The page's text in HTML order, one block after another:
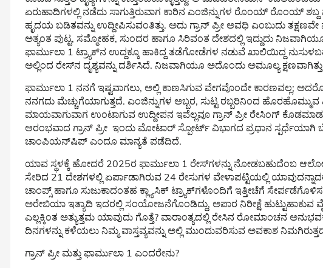
ಏರುಹಾದಿಗಳಲ್ಲಿ ನಡೆದು ಸಾಗುತ್ತಿರುವಾಗ ಕಾರಿನ ಎಂಜಿನ್ನುಗಳ ರೊಂಯ್ ರೊಂಯ್
ಹೃದಯ ಬಡಿತವನ್ನು ಉದ್ದೀಪಿಸುವಂತಿತ್ತು. ಅದು ಗ್ರಾನ್ ಪ್ರೀ ಅವಧಿ ಎಂಬುದು
ಅತ್ಯಂತ ಪುಟ್ಟ, ಸಮ್ಮೋಹಕ, ಸುಂದರ ಹಾಗೂ ಸಿರಿವಂತ ದೇಶದಲ್ಲಿ ಇದ್ದುದು
ಫಾರ್ಮುಲಾ 1 ಟ್ರ್ಯಾಕ್‌ನ ಉದ್ದಕ್ಕೂ ಹಾಕಿದ್ದ ತಡೆಗೋಡೆಗಳ ನಡುವೆ ಖಾಲಿಯಿದ್ದ
ಅಲ್ಲಿಂದ ರೇಸ್‌ನ ದೃಶ್ಯವನ್ನು ದರ್ಶಿಸಿದೆ. ನಿಜವಾಗಿಯೂ ಅದೊಂದು ಅಮೂಲ್ಯ
ಫಾರ್ಮುಲಾ 1 ನನಗೆ ಇಷ್ಟವಾಗಲು, ಅಲ್ಲಿ ಕಾಣಸಿಗುವ ವೇಗವೊಂದೇ ಕಾರಣವಲ್ಲ;
ನನಗದು ಮೆಚ್ಚುಗೆಯಾಗುತ್ತದೆ. ಎಂಜಿನ್ನುಗಳ ಅಬ್ಬರ, ಸುಟ್ಟ ರಬ್ಬರಿನಿಂದ
ಮಾಯವಾಗುವಾಗ ಉಂಟಾಗುವ ಉದ್ದೀಪನ ಇವೆಲ್ಲವೂ ಗ್ರಾನ್ ಪ್ರೀ ರೇಸಿಂಗ್
ಆರಂಭವಾದ ಗ್ರಾನ್ ಪ್ರೀ ಇಂದು ಮೋಟಾರ್ ಸ್ಪೋರ್ಟ್ ವಿಭಾಗದ ಪ್ರಧಾನ ಸ್ಪರ್ಧೆಯಾಗಿ
ಚಾಂಪಿಯನ್‌ಷಿಪ್ ಎಂದೂ ಮಾನ್ಯತೆ ಪಡೆದಿದೆ.
ಯಾವ ಸ್ಥಳಕ್ಕೆ ಹೋದರೆ 2025ರ ಫಾರ್ಮುಲಾ 1 ರೇಸ್‌ಗಳನ್ನು ನೋಡಬಹುದೆಂಬ
ಸೇರಿದ 21 ದೇಶಗಳಲ್ಲಿ ಏರ್ಪಾಡಾಗಿರುವ 24 ರೇಸುಗಳ ವೇಳಾಪಟ್ಟಿಯಲ್ಲಿ
ಚಾಂಪ್ಸ್ ಹಾಗೂ ಸುಜುಕಾದಂತಹ ಕ್ಲ್ಯಾಸಿಕ್ ಟ್ರ್ಯಾಕ್‌ಗಳೊಂದಿಗೆ ಇತ್ತೀಚೆಗೆ
ಅರೇಬಿಯಾ ಇತ್ಯಾದಿ ಇದರಲ್ಲಿ ಸಂಯೋಜನೆಗೊಂಡಿದ್ದು, ಅಪಾರ ನಿರೀಕ್ಷೆ
ಎಲ್ಲಕ್ಕಿಂತ ಅತ್ಯುತ್ತಮ ಯಾವುದು ಗೊತ್ತೆ? ವಾರಾಂತ್ಯದಲ್ಲಿ ರೇಸಿನ ರೋಮಾಂಚನ
ದಿನಗಳನ್ನು ಕಳೆಯಲು ನಿಮ್ಮ ವಾಸ್ತವ್ಯವನ್ನು ಅಲ್ಲಿ ಮುಂದುವರಿಸುವ ಅವಕಾಶ
ಗ್ರಾನ್ ಪ್ರೀ ಮತ್ತು ಫಾರ್ಮುಲಾ 1 ಎಂದರೇನು?